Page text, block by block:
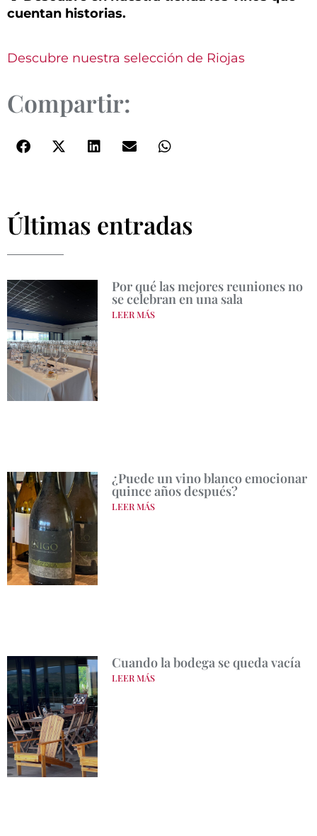
cuentan historias.
Descubre nuestra selección de Riojas
Compartir:
Últimas entradas
Por qué las mejores reuniones no
se celebran en una sala
LEER MÁS
¿Puede un vino blanco emocionar
quince años después?
LEER MÁS
Cuando la bodega se queda vacía
LEER MÁS